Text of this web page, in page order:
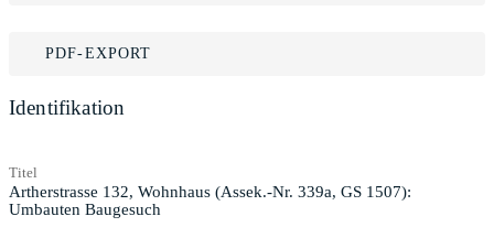
PDF-EXPORT
Identifikation
Titel
Artherstrasse 132, Wohnhaus (Assek.-Nr. 339a, GS 1507):
Umbauten Baugesuch